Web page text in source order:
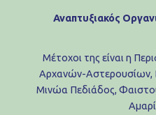
Αναπτυξιακός
Μέτοχοι της είναι η
Αρχανών-Αστερουσίων,
Μινώα Πεδιάδος,